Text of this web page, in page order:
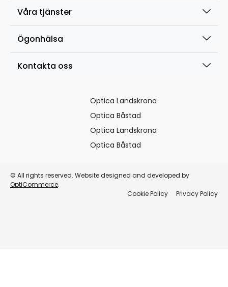
Våra tjänster
Ögonhälsa
Kontakta oss
Optica Landskrona
Optica Båstad
Optica Landskrona
Optica Båstad
© All rights reserved. Website designed and developed by
OptiCommerce.
Cookie Policy
Privacy Policy